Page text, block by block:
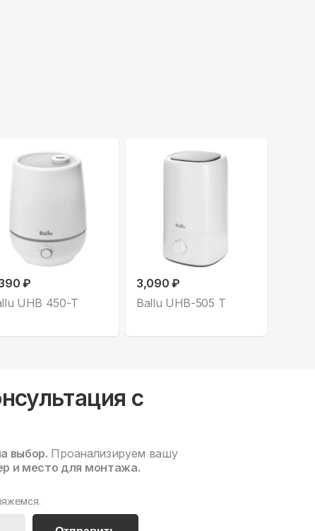
₽
UHB 450-T
3,090 ₽
Ballu UHB-505 T
с
выбор. Проанализируем вашу
и место для монтажа.